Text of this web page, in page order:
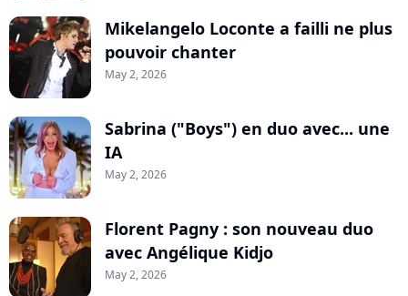
Mikelangelo Loconte a failli ne plus
pouvoir chanter
May 2, 2026
Sabrina ("Boys") en duo avec... une
IA
May 2, 2026
Florent Pagny : son nouveau duo
avec Angélique Kidjo
May 2, 2026